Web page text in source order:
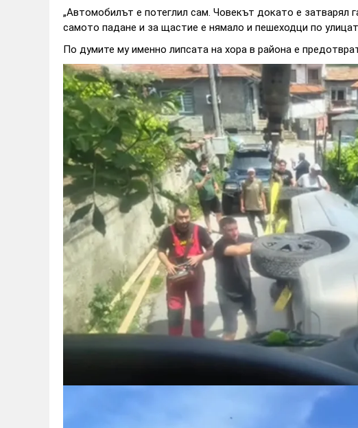
„Автомобилът е потеглил сам. Човекът докато е затварял
самото падане и за щастие е нямало и пешеходци по
По думите му именно липсата на хора в района е